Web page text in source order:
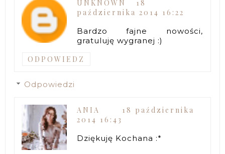
UNKNOWN
18
października 2014 16:22
Bardzo fajne nowości,
gratuluję wygranej :)
ODPOWIEDZ
Odpowiedzi
ANIA
18 października
2014 16:43
Dziękuję Kochana :*